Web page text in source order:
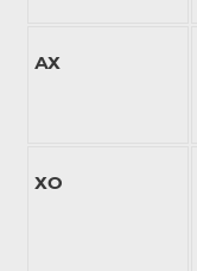
АХ
ХО